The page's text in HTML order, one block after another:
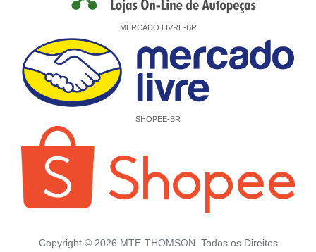
MERCADO LIVRE-BR
SHOPEE-BR
Copyright © 2026 MTE-THOMSON. Todos os Direitos